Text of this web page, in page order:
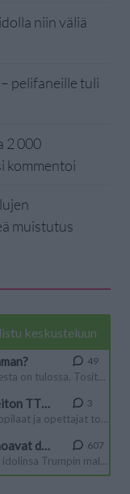
niin väliä
pelifaneille tuli
2 000
kommentoi
muistutus